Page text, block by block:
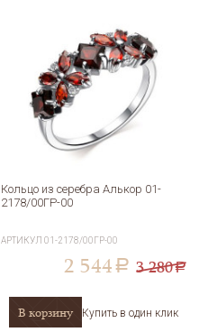
Кольцо из серебра Алькор 01-
2178/00ГР-00
АРТИКУЛ01-2178/00ГР-00
2 544 a 3 280a
В корзину Купить в один клик